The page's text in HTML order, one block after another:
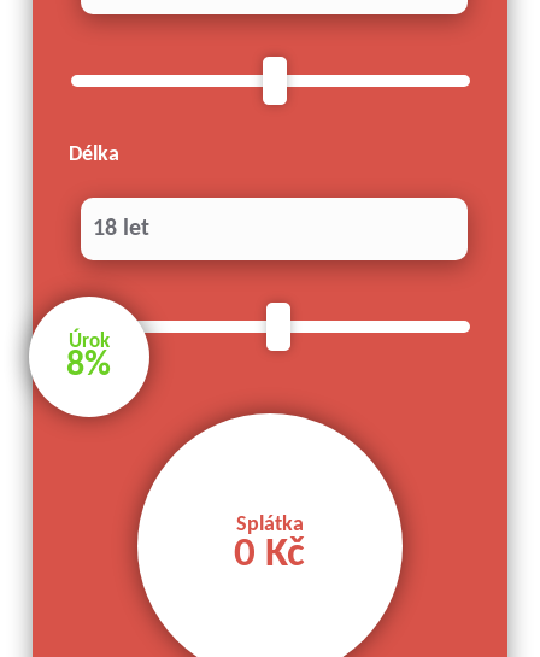
Délka
18 let
Splátka
0 Kč
Úrok
8%